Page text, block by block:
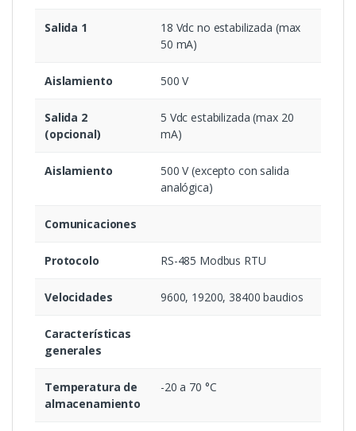
Salida 1
18 Vdc no estabilizada (max
50 mA)
Aislamiento 500 V
Salida 2
(opcional)
5 Vdc estabilizada (max 20
mA)
Aislamiento
500 V (excepto con salida
analógica)
Comunicaciones
Protocolo RS-485 Modbus RTU
Velocidades 9600, 19200, 38400 baudios
Características
generales
Temperatura de
almacenamiento
-20 a 70 °C